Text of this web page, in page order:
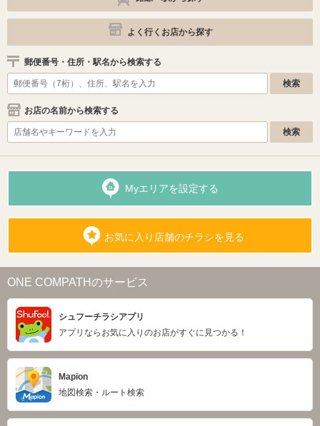
よく行くお店から探す
郵便番号・住所・駅名から検索する
お店の名前から検索する
Myエリアを設定する
お気に入り店舗のチラシを見る
ONE COMPATHのサービス
シュフーチラシアプリ
アプリならお気に入りのお店がすぐに見つかる！
Mapion
地図検索・ルート検索